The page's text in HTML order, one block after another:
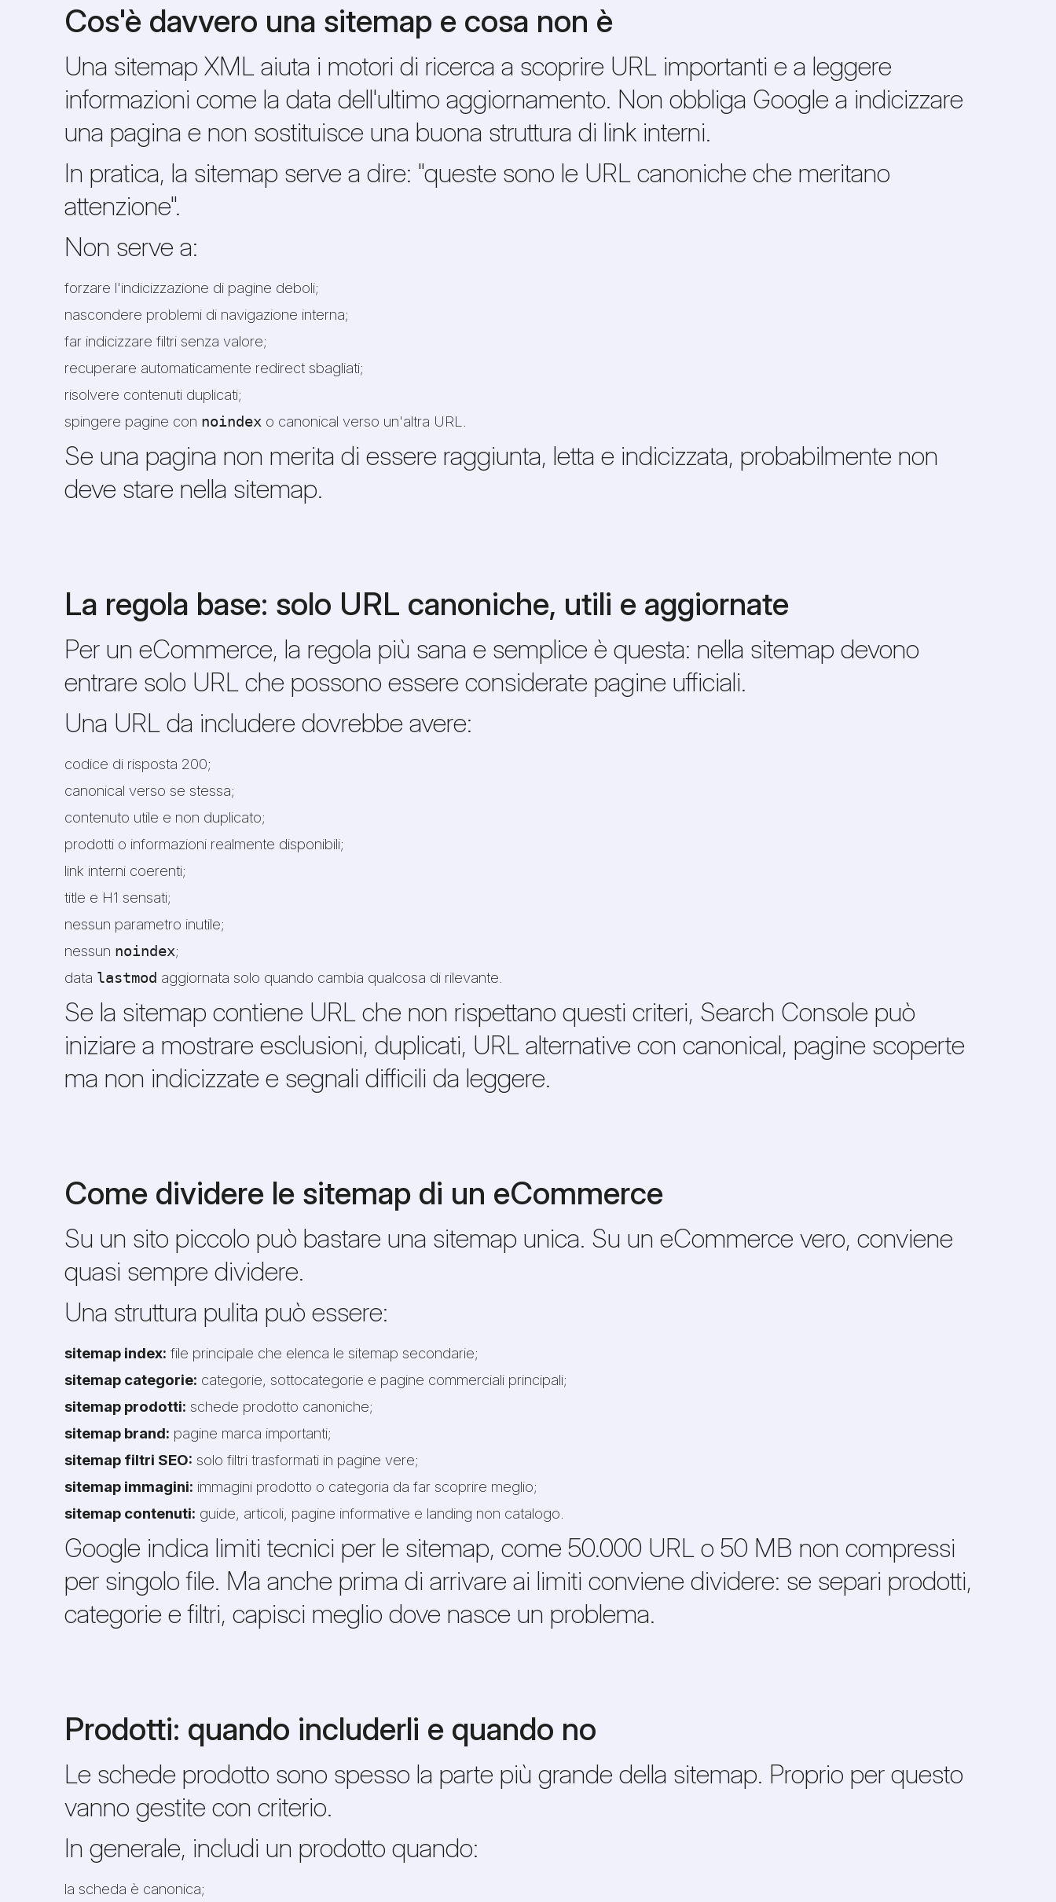
Cos'è davvero una sitemap e cosa non è
Una sitemap XML aiuta i motori di ricerca a scoprire URL importanti e a leggere
informazioni come la data dell'ultimo aggiornamento. Non obbliga Google a indicizzare
una pagina e non sostituisce una buona struttura di link interni.
In pratica, la sitemap serve a dire: "queste sono le URL canoniche che meritano
attenzione".
Non serve a:
forzare l'indicizzazione di pagine deboli;
nascondere problemi di navigazione interna;
far indicizzare filtri senza valore;
recuperare automaticamente redirect sbagliati;
risolvere contenuti duplicati;
spingere pagine con noindex o canonical verso un'altra URL.
Se una pagina non merita di essere raggiunta, letta e indicizzata, probabilmente non
deve stare nella sitemap.
La regola base: solo URL canoniche, utili e aggiornate
Per un eCommerce, la regola più sana e semplice è questa: nella sitemap devono
entrare solo URL che possono essere considerate pagine ufficiali.
Una URL da includere dovrebbe avere:
codice di risposta 200;
canonical verso se stessa;
contenuto utile e non duplicato;
prodotti o informazioni realmente disponibili;
link interni coerenti;
title e H1 sensati;
nessun parametro inutile;
nessun noindex;
data lastmod aggiornata solo quando cambia qualcosa di rilevante.
Se la sitemap contiene URL che non rispettano questi criteri, Search Console può
iniziare a mostrare esclusioni, duplicati, URL alternative con canonical, pagine scoperte
ma non indicizzate e segnali difficili da leggere.
Come dividere le sitemap di un eCommerce
Su un sito piccolo può bastare una sitemap unica. Su un eCommerce vero, conviene
quasi sempre dividere.
Una struttura pulita può essere:
sitemap index: file principale che elenca le sitemap secondarie;
sitemap categorie: categorie, sottocategorie e pagine commerciali principali;
sitemap prodotti: schede prodotto canoniche;
sitemap brand: pagine marca importanti;
sitemap filtri SEO: solo filtri trasformati in pagine vere;
sitemap immagini: immagini prodotto o categoria da far scoprire meglio;
sitemap contenuti: guide, articoli, pagine informative e landing non catalogo.
Google indica limiti tecnici per le sitemap, come 50.000 URL o 50 MB non compressi
per singolo file. Ma anche prima di arrivare ai limiti conviene dividere: se separi prodotti,
categorie e filtri, capisci meglio dove nasce un problema.
Prodotti: quando includerli e quando no
Le schede prodotto sono spesso la parte più grande della sitemap. Proprio per questo
vanno gestite con criterio.
In generale, includi un prodotto quando:
la scheda è canonica;